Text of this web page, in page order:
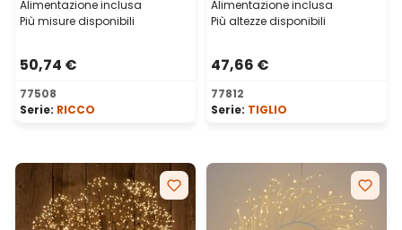
Alimentazione inclusa
Più misure disponibili
50,74 €
77508
Serie: RICCO
Alimentazione inclusa
Più altezze disponibili
47,66 €
77812
Serie: TIGLIO